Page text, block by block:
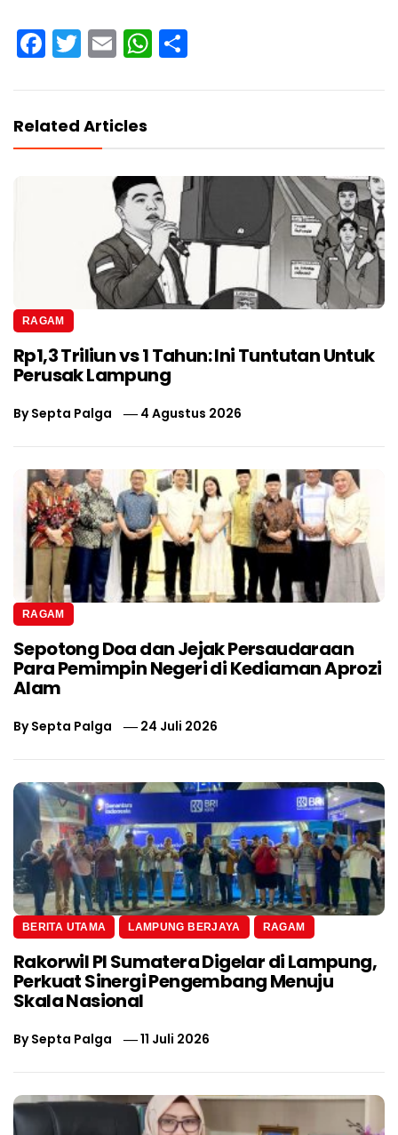
Facebook
Twitter
EmailWhatsApp
Related Articles
RAGAM
Rp1,3 Triliun vs 1 Tahun: Ini Tuntutan Untuk
Perusak Lampung
BySepta Palga 4 Agustus 2026
RAGAM
Sepotong Doa dan Jejak Persaudaraan
Para Pemimpin Negeri di Kediaman Aprozi
Alam
BySepta Palga 24 Juli 2026
BERITA UTAMA LAMPUNG BERJAYA RAGAM
Rakorwil PI Sumatera Digelar di Lampung,
Perkuat Sinergi Pengembang Menuju
Skala Nasional
BySepta Palga 11 Juli 2026